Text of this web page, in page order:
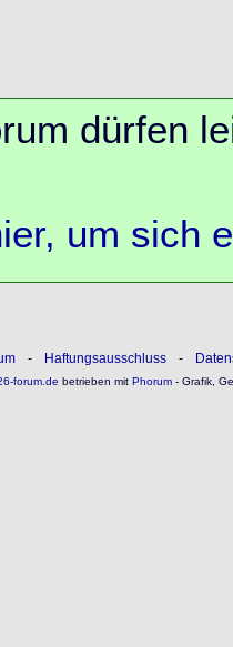
dürfen
um sich
- Haftungsausschluss -
forum.de betrieben mitPhorum- Grafik,